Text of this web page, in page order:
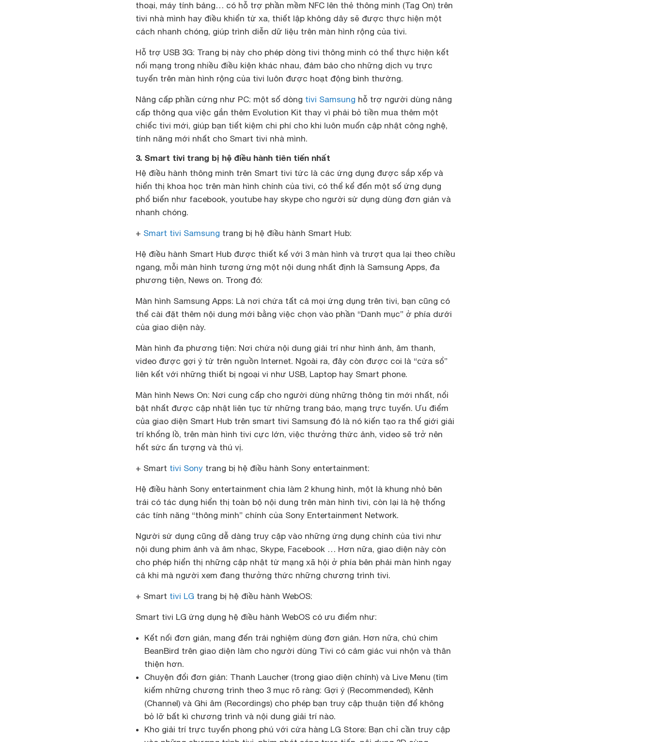
thoại, máy tính bảng… có hỗ trợ phần mềm NFC lên thẻ thông minh (Tag On) trên
tivi nhà mình hay điều khiển từ xa, thiết lập không dây sẽ được thực hiện một
cách nhanh chóng, giúp trình diễn dữ liệu trên màn hình rộng của tivi.
Hỗ trợ USB 3G: Trang bị này cho phép dòng tivi thông minh có thể thực hiện kết
nối mạng trong nhiều điều kiện khác nhau, đảm bảo cho những dịch vụ trực
tuyến trên màn hình rộng của tivi luôn được hoạt động bình thường.
Nâng cấp phần cứng như PC: một số dòng tivi Samsung hỗ trợ người dùng nâng
cấp thông qua việc gắn thêm Evolution Kit thay vì phải bỏ tiền mua thêm một
chiếc tivi mới, giúp bạn tiết kiệm chi phí cho khi luôn muốn cập nhật công nghệ,
tính năng mới nhất cho Smart tivi nhà mình.
3. Smart tivi trang bị hệ điều hành tiên tiến nhất
Hệ điều hành thông minh trên Smart tivi tức là các ứng dụng được sắp xếp và
hiển thị khoa học trên màn hình chính của tivi, có thể kể đến một số ứng dụng
phổ biến như facebook, youtube hay skype cho người sử dụng dùng đơn giản và
nhanh chóng.
+ Smart tivi Samsung trang bị hệ điều hành Smart Hub:
Hệ điều hành Smart Hub được thiết kế với 3 màn hình và trượt qua lại theo chiều
ngang, mỗi màn hình tương ứng một nội dung nhất định là Samsung Apps, đa
phương tiện, News on. Trong đó:
Màn hình Samsung Apps: Là nơi chứa tất cả mọi ứng dụng trên tivi, bạn cũng có
thể cài đặt thêm nội dung mới bằng việc chọn vào phần “Danh mục” ở phía dưới
của giao diện này.
Màn hình đa phương tiện: Nơi chứa nội dung giải trí như hình ảnh, âm thanh,
video được gợi ý từ trên nguồn Internet. Ngoài ra, đây còn được coi là “cửa sổ”
liên kết với những thiết bị ngoại vi như USB, Laptop hay Smart phone.
Màn hình News On: Nơi cung cấp cho người dùng những thông tin mới nhất, nổi
bật nhất được cập nhật liên tục từ những trang báo, mạng trực tuyến. Ưu điểm
của giao diện Smart Hub trên smart tivi Samsung đó là nó kiến tạo ra thế giới giải
trí khổng lồ, trên màn hình tivi cực lớn, việc thưởng thức ảnh, video sẽ trở nên
hết sức ấn tượng và thú vị.
+ Smart tivi Sony trang bị hệ điều hành Sony entertainment:
Hệ điều hành Sony entertainment chia làm 2 khung hình, một là khung nhỏ bên
trái có tác dụng hiển thị toàn bộ nội dung trên màn hình tivi, còn lại là hệ thống
các tính năng “thông minh” chính của Sony Entertainment Network.
Người sử dụng cũng dễ dàng truy cập vào những ứng dụng chính của tivi như
nội dung phim ảnh và âm nhạc, Skype, Facebook … Hơn nữa, giao diện này còn
cho phép hiển thị những cập nhật từ mạng xã hội ở phía bên phải màn hình ngay
cả khi mà người xem đang thưởng thức những chương trình tivi.
+ Smart tivi LG trang bị hệ điều hành WebOS:
Smart tivi LG ứng dụng hệ điều hành WebOS có ưu điểm như:
Kết nối đơn giản, mang đến trải nghiệm dùng đơn giản. Hơn nữa, chú chim
BeanBird trên giao diện làm cho người dùng Tivi có cảm giác vui nhộn và thân
thiện hơn.
Chuyện đổi đơn giản: Thanh Laucher (trong giao diện chính) và Live Menu (tìm
kiếm những chương trình theo 3 mục rõ ràng: Gợi ý (Recommended), Kênh
(Channel) và Ghi âm (Recordings) cho phép bạn truy cập thuận tiện để không
bỏ lỡ bất kì chương trình và nội dung giải trí nào.
Kho giải trí trực tuyến phong phú với cửa hàng LG Store: Bạn chỉ cần truy cập